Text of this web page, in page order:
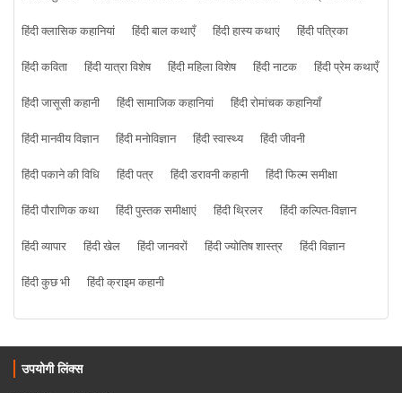
हिंदी क्लासिक कहानियां
हिंदी बाल कथाएँ हिंदी हास्य कथाएं
हिंदी पत्रिका
हिंदी कविता
हिंदी यात्रा विशेष हिंदी महिला विशेष हिंदी नाटक
हिंदी प्रेम कथाएँ
हिंदी जासूसी कहानी
हिंदी सामाजिक कहानियां
हिंदी रोमांचक कहानियाँ
हिंदी मानवीय विज्ञान
हिंदी मनोविज्ञान हिंदी स्वास्थ्य
हिंदी जीवनी
हिंदी पकाने की विधि
हिंदी पत्र हिंदी डरावनी कहानी
हिंदी फिल्म समीक्षा
हिंदी पौराणिक कथा
हिंदी पुस्तक समीक्षाएं हिंदी थ्रिलर
हिंदी कल्पित-विज्ञान
हिंदी व्यापार
हिंदी खेल हिंदी जानवरों हिंदी ज्योतिष शास्त्र
हिंदी विज्ञान
हिंदी कुछ भी
हिंदी क्राइम कहानी
उपयोगी लिंक्स